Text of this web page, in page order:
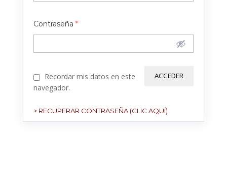
Contraseña *
Recordar mis datos en este
navegador.
> RECUPERAR CONTRASEÑA (CLIC AQUÍ)